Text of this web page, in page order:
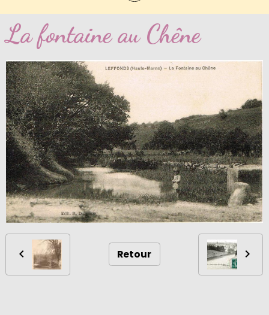
La fontaine au Chêne
Retour